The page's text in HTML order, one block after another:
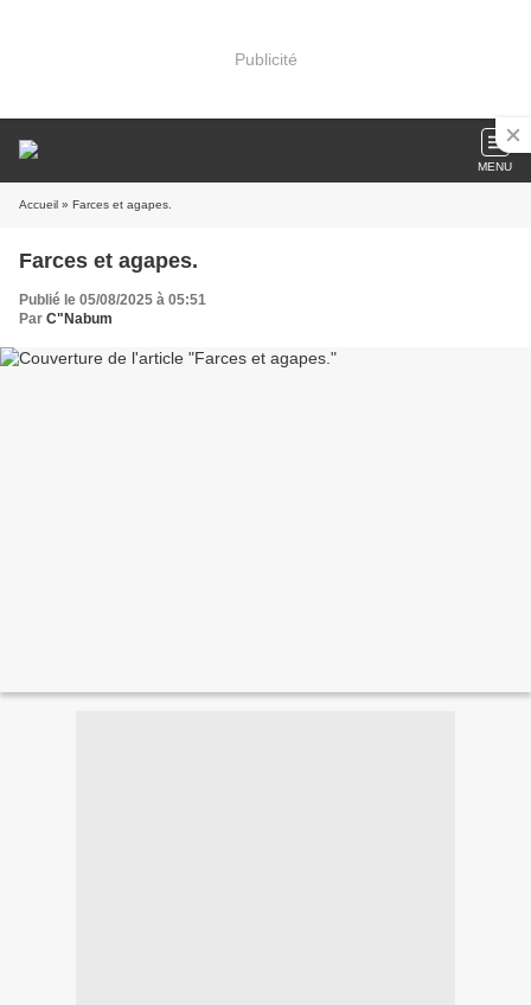
Publicité
MENU
Accueil » Farces et agapes.
Farces et agapes.
Publié le 05/08/2025 à 05:51
Par C"Nabum